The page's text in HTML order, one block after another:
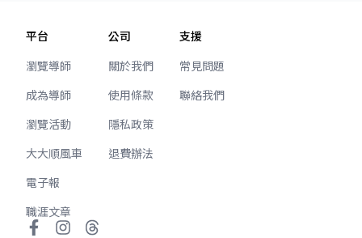
平台
瀏覽導師
成為導師
瀏覽活動
大大順風車
電子報
職涯文章
公司
關於我們
使用條款
隱私政策
退費辦法
支援
常見問題
聯絡我們